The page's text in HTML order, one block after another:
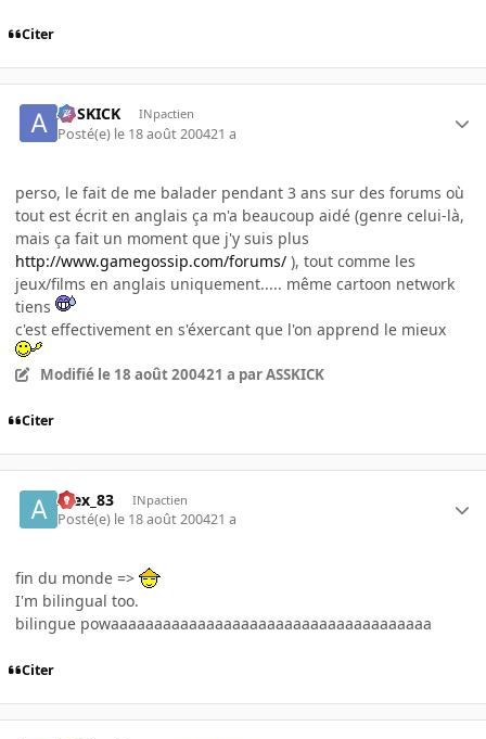
Citer
ASSKICK INpactien
Posté(e) le 18 août 200421 a
perso, le fait de me balader pendant 3 ans sur des forums où
tout est écrit en anglais ça m'a beaucoup aidé (genre celui-là,
mais ça fait un moment que j'y suis plus
http://www.gamegossip.com/forums/ ), tout comme les
jeux/films en anglais uniquement..... même cartoon network
tiens
c'est effectivement en s'éxercant que l'on apprend le mieux
Modifié le 18 août 200421 a par ASSKICK
Citer
Alex_83 INpactien
Posté(e) le 18 août 200421 a
fin du monde =>
I'm bilingual too.
bilingue powaaaaaaaaaaaaaaaaaaaaaaaaaaaaaaaaaaaaa
Citer